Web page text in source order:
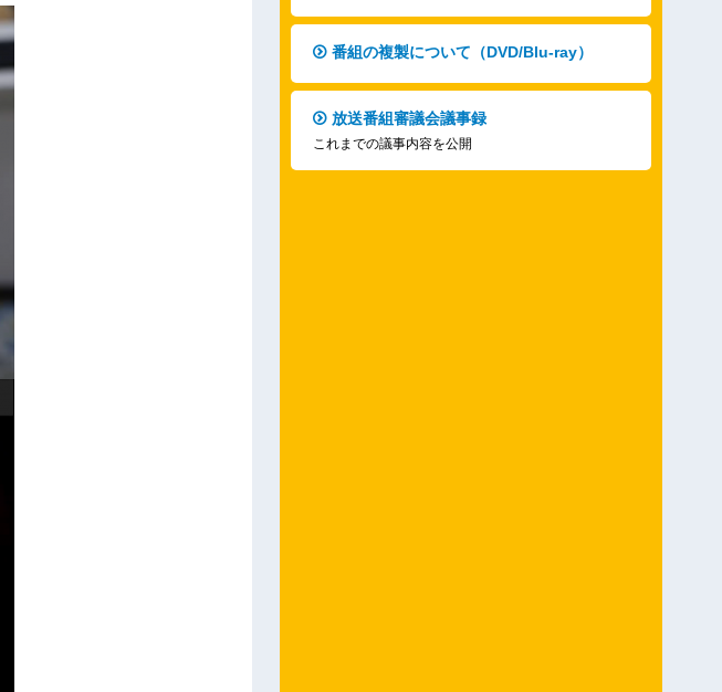
番組の複製について（DVD/Blu-ray）
放送番組審議会議事録
これまでの議事内容を公開